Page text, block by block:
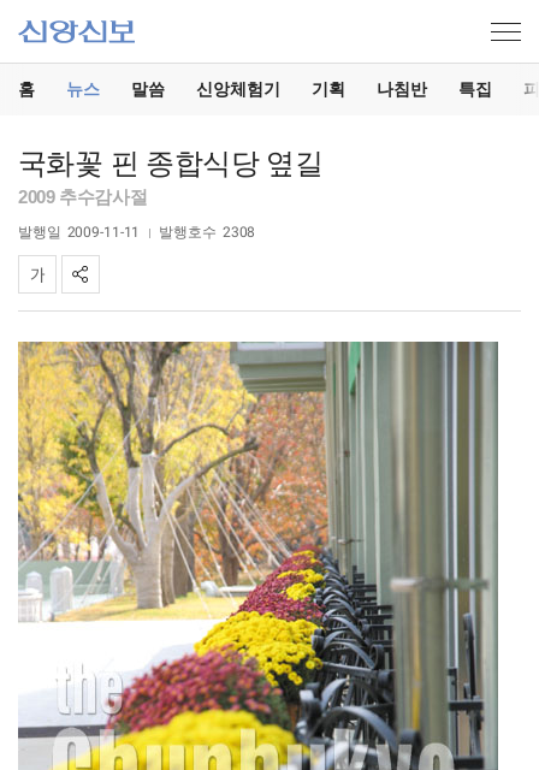
홈 뉴스 말씀 신앙체험기 기획 나침반 특집
국화꽃 핀 종합식당 옆길
2009 추수감사절
발행일 2009-11-11 발행호수 2308